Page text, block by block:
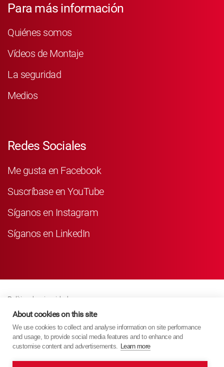
Para más información
Quiénes somos
Vídeos de Montaje
La seguridad
Medios
Redes Sociales
Me gusta en Facebook
Suscríbase en YouTube
Síganos en Instagram
Síganos en LinkedIn
Política de privacidad
Business Partner Privacy
Política De Cookies
Modern Slavery Act Policy
About cookies on this site
We use cookies to collect and analyse information on site performance
and usage, to provide social media features and to enhance and
customise content and advertisements. Learn more